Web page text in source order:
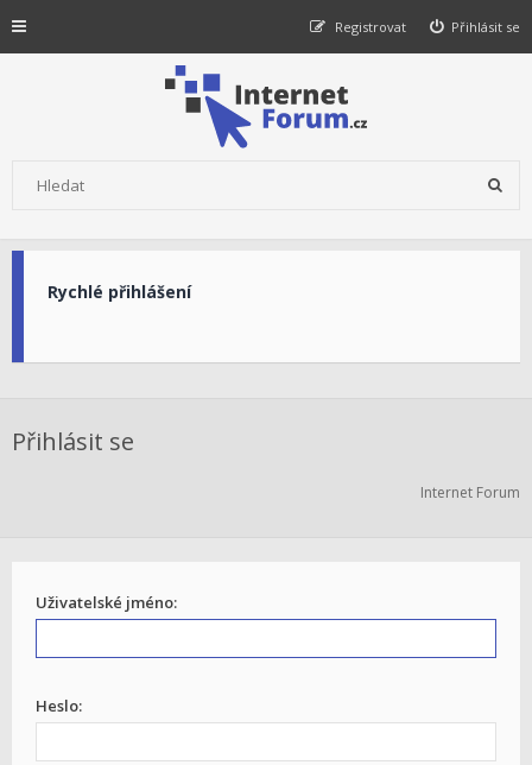
Přihlásit se
Registrovat
Rychlé přihlášení
Přihlásit se
Internet Forum
Uživatelské jméno:
Heslo: